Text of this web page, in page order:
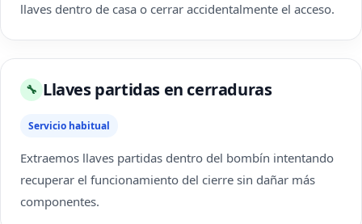
llaves dentro de casa o cerrar accidentalmente el acceso.
🔧 Llaves partidas en cerraduras
Servicio habitual
Extraemos llaves partidas dentro del bombín intentando
recuperar el funcionamiento del cierre sin dañar más
componentes.